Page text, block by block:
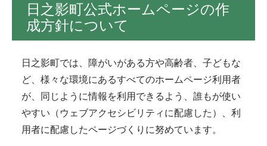
日之影町公式ホームページの作
成方針について
日之影町では、障がいがある方や高齢者、子どもな
ど、様々な環境にあるすべてのホームページ利用者
が、同じように情報を利用できるよう、誰もが使い
やすい（ウェブアクセシビリティに配慮した）、利
用者に配慮したページづくりに努めています。